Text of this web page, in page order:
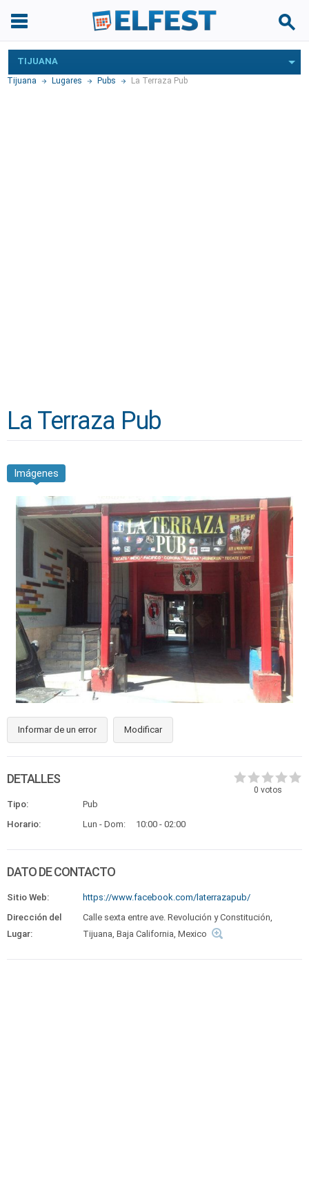
TIJUANA
Tijuana Lugares Pubs La Terraza Pub
La Terraza Pub
Imágenes
Informar de un error Modificar
0 votos
DETALLES
Tipo:
Pub
Horario:
Lun - Dom: 10:00 - 02:00
DATO DE CONTACTO
Sitio Web:
https://www.facebook.com/laterrazapub/
Dirección del
Lugar:
Calle sexta entre ave. Revolución y Constitución,
Tijuana, Baja California, Mexico